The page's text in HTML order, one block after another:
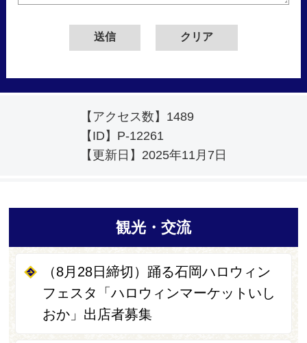
【アクセス数】 1489
【ID】 P-12261
【更新日】 2025年11月7日
観光・交流
（8月28日締切）踊る石岡ハロウィン
フェスタ「ハロウィンマーケットいし
おか」出店者募集